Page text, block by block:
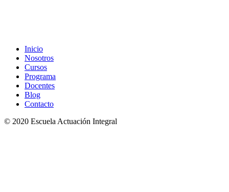
Inicio
Nosotros
Cursos
Programa
Docentes
Blog
Contacto
© 2020 Escuela Actuación Integral